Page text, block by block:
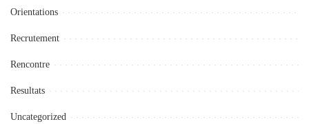
Orientations
Recrutement
Rencontre
Resultats
Uncategorized